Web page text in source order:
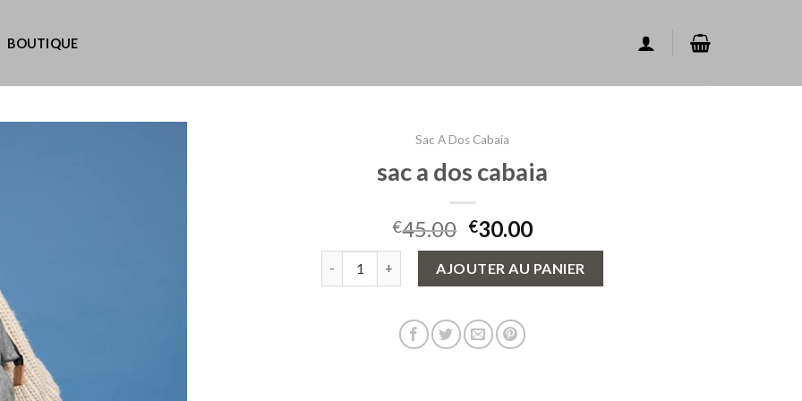
BOUTIQUE
Sac A Dos Cabaia
sac a dos cabaia
€45.00 €30.00
AJOUTER AU PANIER